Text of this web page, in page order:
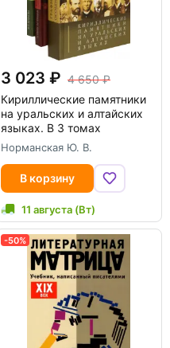
3 023
4 650
Кириллические памятники
на уральских и алтайских
языках. В 3 томах
Норманская Ю. В.
В корзину
11 августа (Вт)
-50%